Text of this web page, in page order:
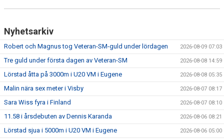
Nyhetsarkiv
Robert och Magnus tog Veteran-SM-guld under lördagen 2026-08-09 07:03
Tre guld under första dagen av Veteran-SM 2026-08-08 14:59
Lörstad åtta på 3000m i U20 VM i Eugene 2026-08-08 05:35
Malin nära sex meter i Visby 2026-08-07 08:17
Sara Wiss fyra i Finland 2026-08-07 08:10
11.58 i årsdebuten av Dennis Karanda 2026-08-06 08:21
Lörstad sjua i 5000m i U20 VM i Eugene 2026-08-06 05:00